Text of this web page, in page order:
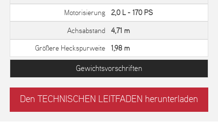
Motorisierung 2,0 L - 170 PS
Achsabstand 4,71 m
Größere Heckspurweite 1,98 m
Gewichtsvorschriften
Den TECHNISCHEN LEITFADEN herunterladen